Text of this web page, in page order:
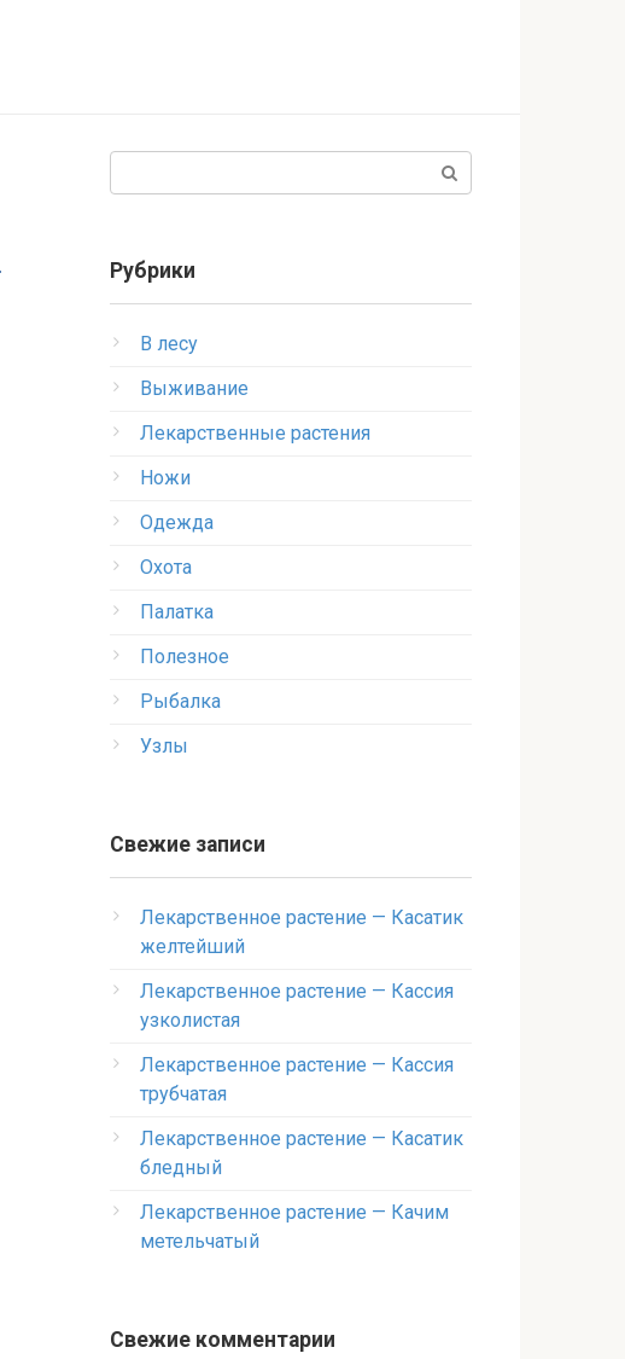
Рубрики
В лесу
Выживание
Лекарственные растения
Ножи
Одежда
Охота
Палатка
Полезное
Рыбалка
Узлы
Свежие записи
Лекарственное растение — Касатик
желтейший
Лекарственное растение — Кассия
узколистая
Лекарственное растение — Кассия
трубчатая
Лекарственное растение — Касатик
бледный
Лекарственное растение — Качим
метельчатый
Свежие комментарии